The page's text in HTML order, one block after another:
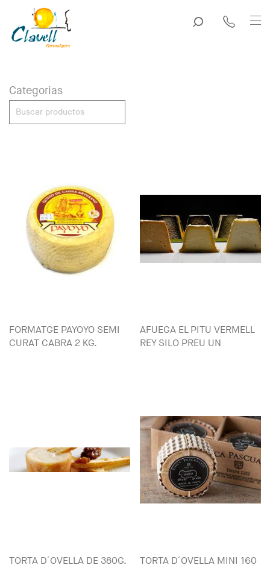
Categorias
FORMATGE PAYOYO SEMI
CURAT CABRA 2 KG.
AFUEGA EL PITU VERMELL
REY SILO PREU UN
TORTA D´OVELLA DE 380G.
TORTA D´OVELLA MINI 160